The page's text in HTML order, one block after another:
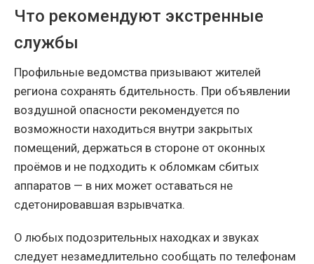
Что рекомендуют экстренные
службы
Профильные ведомства призывают жителей
региона сохранять бдительность. При объявлении
воздушной опасности рекомендуется по
возможности находиться внутри закрытых
помещений, держаться в стороне от оконных
проёмов и не подходить к обломкам сбитых
аппаратов — в них может оставаться не
сдетонировавшая взрывчатка.
О любых подозрительных находках и звуках
следует незамедлительно сообщать по телефонам